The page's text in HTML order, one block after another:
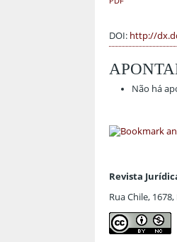
DOI: http://
Não há
Revista
Rua Chile,